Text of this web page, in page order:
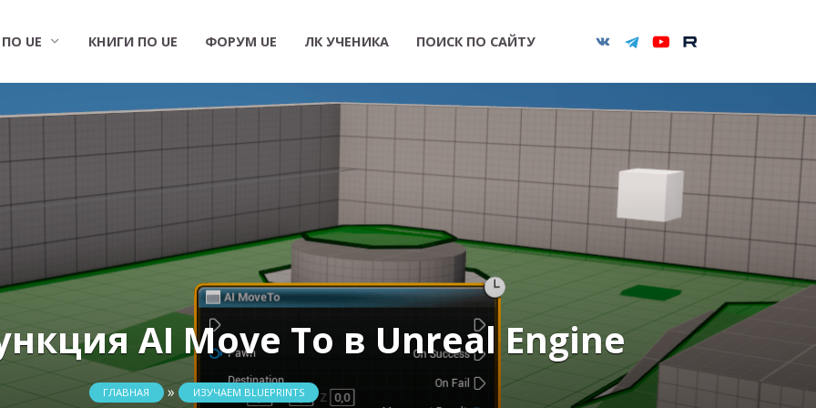
UE КНИГИ ПО UE ФОРУМ UE ЛК УЧЕНИКА ПОИСК ПО САЙТУ
AI Move To в Unreal Engine
ГЛАВНАЯ » ИЗУЧАЕМ BLUEPRINTS